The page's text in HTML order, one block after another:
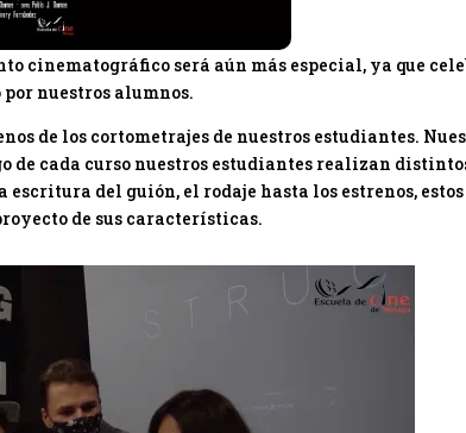
cinematográfico será aún más especial, ya que
nuestros alumnos.
de los cortometrajes de nuestros estudiantes.
de cada curso nuestros estudiantes realizan
escritura del guión, el rodaje hasta los estrenos,
de sus características.